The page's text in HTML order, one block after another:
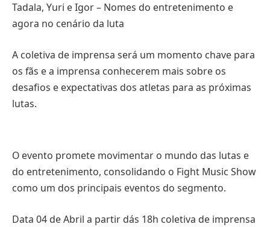
Tadala, Yuri e Igor – Nomes do entretenimento e
agora no cenário da luta
A coletiva de imprensa será um momento chave para
os fãs e a imprensa conhecerem mais sobre os
desafios e expectativas dos atletas para as próximas
lutas.
O evento promete movimentar o mundo das lutas e
do entretenimento, consolidando o Fight Music Show
como um dos principais eventos do segmento.
Data 04 de Abril a partir dás 18h coletiva de imprensa